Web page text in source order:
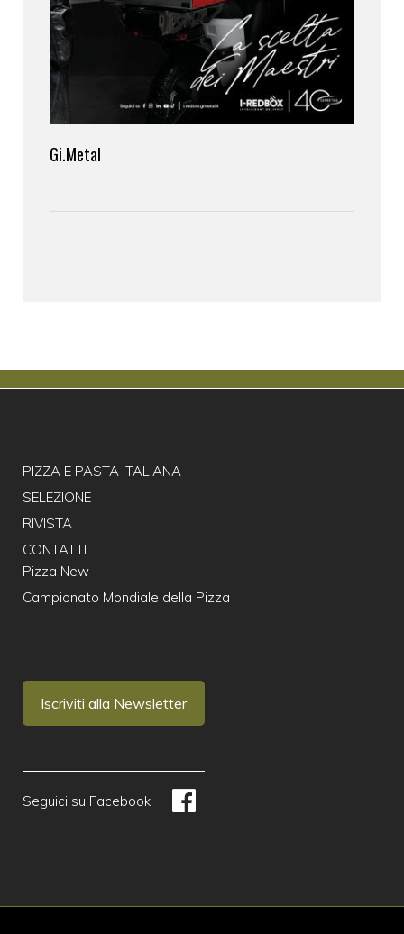
Gi.Metal
PIZZA E PASTA ITALIANA
SELEZIONE
RIVISTA
CONTATTI
Pizza New
Campionato Mondiale della Pizza
Iscriviti alla Newsletter
Seguici su Facebook